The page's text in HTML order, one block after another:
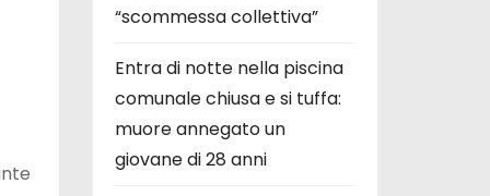
“scommessa collettiva”
Entra di notte nella piscina
comunale chiusa e si tuffa:
muore annegato un
giovane di 28 anni